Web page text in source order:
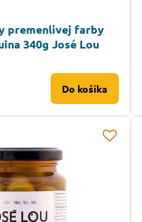
premenlivej farby
340g José Lou
Do košíka